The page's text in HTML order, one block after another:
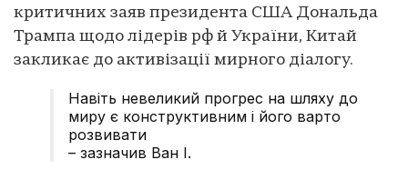
критичних заяв президента США Дональда
Трампа щодо лідерів рф й України, Китай
закликає до активізації мирного діалогу.
Навіть невеликий прогрес на шляху до
миру є конструктивним і його варто
розвивати
– зазначив Ван І.